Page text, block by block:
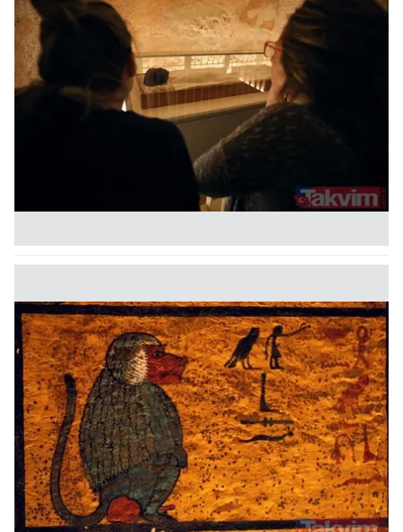
Sizlere daha iyi bir hizmet sunabilmek için İnternet
Sitemizde kendimize ve üçüncü kişilere ait çerezler
kullanılmaktadır. Bu çerezler vasıtasıyla çeşitli kişisel
verileriniz işlenmekte olup gerekli olan çerezler bilgi
toplumu hizmetlerinin sunulması amacıyla
kullanılmaktadır. Diğer çerezler, sitemizin daha işlevsel
kılınması ve kişiselleştirilmesi ve sizlere yönelik
reklam/pazarlama faaliyetlerinin yapılması, amaçlarıyla
sınırlı olarak açık rızanız dahilinde kullanılacaktır.
Çerezlere ilişkin tercihlerinizi aşağıda yer alan panel
vasıtasıyla belirleyebilirsiniz. Çerezlere ilişkin detaylı bilgi
Metnimiziziyaret edebilirsiniz.
6698 sayılı Kişisel Verilerin Korunması Kanunu uyarınca
hazırlanmış Aydınlatma Metnimizi okumak ve sitemizde
ilgili mevzuata uygun olarak kullanılan çerezlerle ilgili bilgi
almak için lütfentıklayınız.